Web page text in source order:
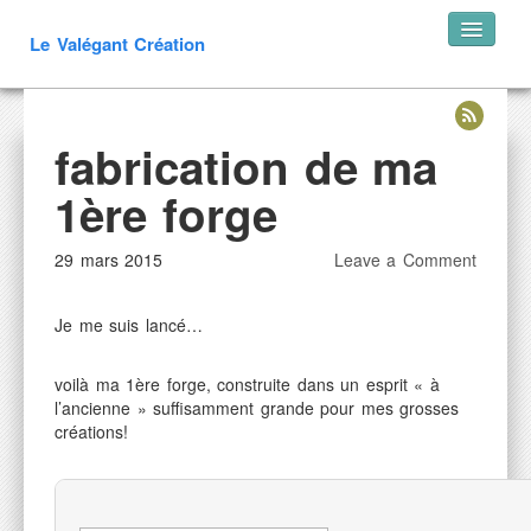
Le Valégant Création
Créations
Portails
Escaliers
Mobilier Extérieur
Luminaires
Objets médiévaux
arbalètes
Objets divers
fabrication de ma
1ère forge
29 mars 2015 Leave a Comment
Je me suis lancé…
voilà ma 1ère forge, construite dans un esprit « à
l’ancienne » suffisamment grande pour mes grosses
créations!